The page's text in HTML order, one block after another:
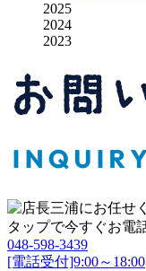
2025
2024
2023
タップで今すぐお電
048-598-3439
[電話受付]9:00～18:00